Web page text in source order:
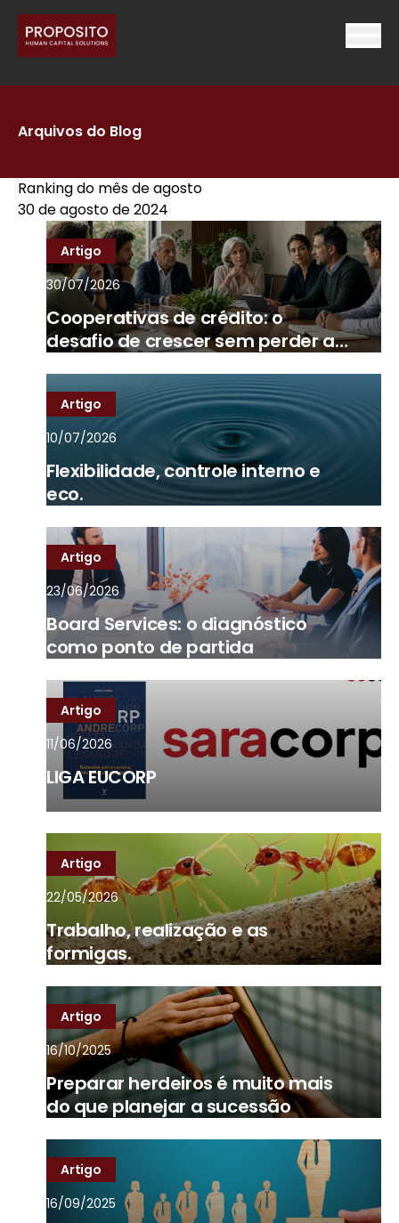
Arquivos do Blog
Ranking do mês de agosto
30 de agosto de 2024
Artigo
30/07/2026
Cooperativas de crédito: o
desafio de crescer sem perder a
Artigo
10/07/2026
Flexibilidade, controle interno e
eco.
Artigo
23/06/2026
Board Services: o diagnóstico
como ponto de partida
Artigo
11/06/2026
LIGA EUCORP
Artigo
22/05/2026
Trabalho, realização e as
formigas.
Artigo
16/10/2025
Preparar herdeiros é muito mais
do que planejar a sucessão
Artigo
16/09/2025